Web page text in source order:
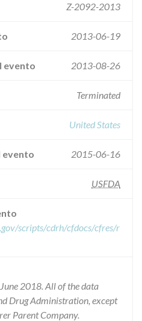
Z-2092-2013
2013-06-19
evento 2013-08-26
Terminated
United States
evento 2015-06-16
USFDA
scripts/cdrh/cfdocs/cfres/r
2018. All of the data
Drug Administration, except
Parent Company.